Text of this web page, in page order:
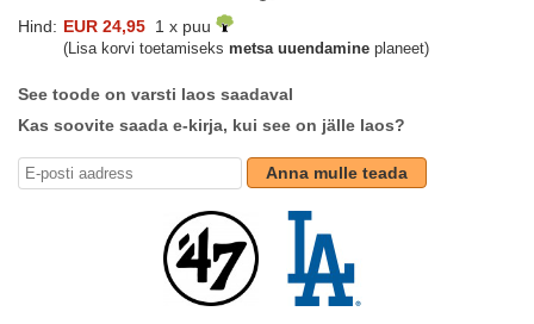
Hind: EUR 24,95 1 x puu
(Lisa korvi toetamiseks metsa uuendamine planeet)
See toode on varsti laos saadaval
Kas soovite saada e-kirja, kui see on jälle laos?
Anna mulle teada